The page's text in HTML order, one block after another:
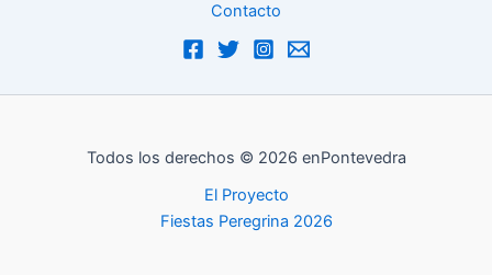
Contacto
Todos los derechos © 2026 enPontevedra
El Proyecto
Fiestas Peregrina 2026